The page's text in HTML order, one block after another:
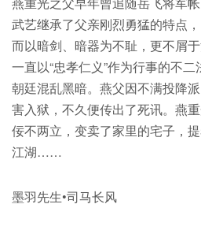
武艺继承了父亲刚烈勇猛的特点
而以暗剑、暗器为不耻，更不屑
一直以“忠孝仁义”作为行事的不
朝廷混乱黑暗。燕父因不满投降
害入狱，不久便传出了死讯。燕
佞不两立，变卖了家里的宅子，
江湖……
墨羽先生•司马长风